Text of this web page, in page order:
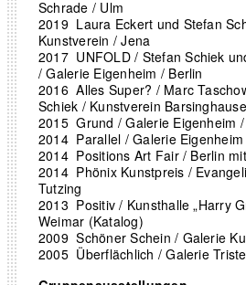
Schrade / Ulm
2019 Laura Eckert und Stefan
Kunstverein / Jena
2017UNFOLD / Stefan Schiek
/ Galerie Eigenheim / Berlin
2016Alles Super? / Marc
Schiek / Kunstverein
2015Grund / Galerie Eigenheim /
2014 Parallel / Galerie
2014 Positions Art Fair / Berlin
2014 Phönix Kunstpreis /
Tutzing
2013 Positiv / Kunsthalle „Harry
Weimar (Katalog)
2009Schöner Schein / Galerie
2005Überflächlich / Galerie